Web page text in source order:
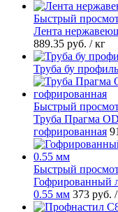
Быстрый
Лента
889.35 руб. / кг
Труба бу
Быстрый
Труба Прагма
гофрированная
Быстрый
Гофрированный
0.55 мм 373 руб.